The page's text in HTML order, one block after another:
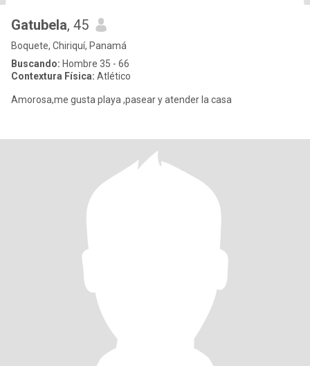
Gatubela, 45
Boquete, Chiriquí, Panamá
Buscando: Hombre 35 - 66
Contextura Física: Atlético
Amorosa,me gusta playa ,pasear y atender la casa